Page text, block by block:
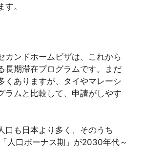
。
カンドホームビザは、これから
長期滞在プログラムです。まだ
くありますが、タイやマレーシ
ラムと比較して、申請がしやす
口も日本より多く、そのうち
人口ボーナス期」が2030年代～